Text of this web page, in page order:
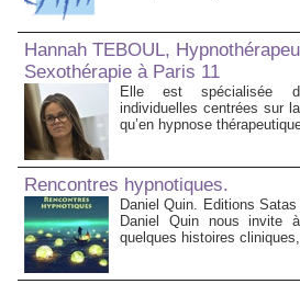
Hannah TEBOUL,
Sexothérapie à Paris 11
Elle est spécialisée
individuelles centrées sur
qu’en hypnose
Rencontres hypnotiques.
Daniel Quin. Editions
Daniel Quin nous invite
quelques histoires